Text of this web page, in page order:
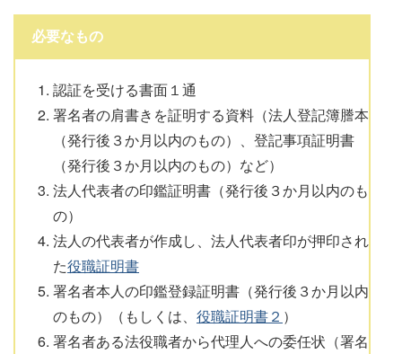
必要なもの
認証を受ける書面１通
署名者の肩書きを証明する資料（法人登記簿謄本
（発行後３か月以内のもの）、登記事項証明書
（発行後３か月以内のもの）など）
法人代表者の印鑑証明書（発行後３か月以内のも
の）
法人の代表者が作成し、法人代表者印が押印され
た役職証明書
署名者本人の印鑑登録証明書（発行後３か月以内
のもの）（もしくは、 役職証明書２ ）
署名者ある法役職者から代理人への委任状（署名